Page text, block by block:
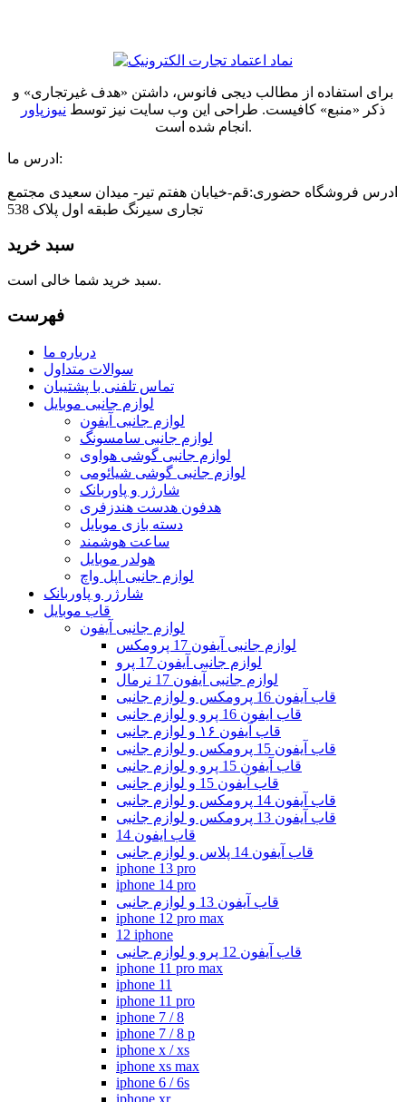
برای استفاده از مطالب دیجی فانوس، داشتن «هدف غیرتجاری» و
ذکر «منبع» کافیست. طراحی این وب سایت نیز توسط نیوزپاور
انجام شده است.
ادرس ما:
ادرس فروشگاه حضوری:قم-خیابان هفتم تیر- میدان سعیدی مجتمع
تجاری سیرنگ طبقه اول پلاک 538
سبد خرید
سبد خرید شما خالی است.
فهرست
درباره ما
سوالات متداول
تماس تلفنی با پشتیبان
لوازم جانبی موبایل
لوازم جانبی آیفون
لوازم جانبی سامسونگ
لوازم جانبی گوشی هواوی
لوازم جانبی گوشی شیائومی
شارژر و پاوربانک
هدفون هدست هندزفری
دسته بازی موبایل
ساعت هوشمند
هولدر موبایل
لوازم جانبی اپل واچ
شارژر و پاوربانک
قاب موبایل
لوازم جانبی آیفون
لوازم جانبی آیفون 17 پرومکس
لوازم جانبی آیفون 17 پرو
لوازم جانبی آیفون 17 نرمال
قاب آیفون 16 پرومکس و لوازم جانبی
قاب ایفون 16 پرو و لوازم جانبی
قاب آیفون ۱۶ و لوازم جانبی
قاب آیفون 15 پرومکس و لوازم جانبی
قاب آیفون 15 پرو و لوازم جانبی
قاب آیفون 15 و لوازم جانبی
قاب آیفون 14 پرومکس و لوازم جانبی
قاب آیفون 13 پرومکس و لوازم جانبی
قاب ایفون 14
قاب آیفون 14 پلاس و لوازم جانبی
iphone 13 pro
iphone 14 pro
قاب آیفون 13 و لوازم جانبی
iphone 12 pro max
12 iphone
قاب آیفون 12 پرو و لوازم جانبی
iphone 11 pro max
iphone 11
iphone 11 pro
iphone 7 / 8
iphone 7 / 8 p
iphone x / xs
iphone xs max
iphone 6 / 6s
iphone xr